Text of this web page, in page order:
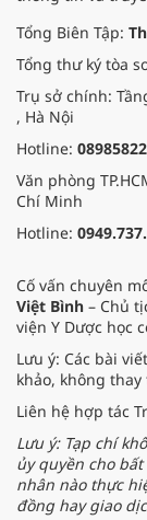
Tổng Biên Tập:
Tổng thư ký tòa
Trụ sở chính:
, Hà Nội
Hotline:
Văn phòng
Chí Minh
Hotline:
Cố vấn chuyên
Việt Bình – Chủ
viện Y Dược học
Lưu ý: Các bài
khảo, không
Liên hệ hợp tác
Lưu ý: Tạp chí
ủy quyền cho
nhân nào thực
đồng hay giao